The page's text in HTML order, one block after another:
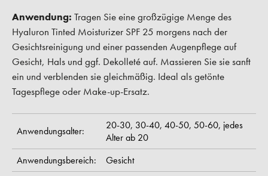
Anwendung: Tragen Sie eine großzügige Menge des
Hyaluron Tinted Moisturizer SPF 25 morgens nach der
Gesichtsreinigung und einer passenden Augenpflege auf
Gesicht, Hals und ggf. Dekolleté auf. Massieren Sie sie sanft
ein und verblenden sie gleichmäßig. Ideal als getönte
Tagespflege oder Make-up-Ersatz.
Anwendungsalter: 20-30, 30-40, 40-50, 50-60, jedes
Alter ab 20
Anwendungsbereich:
Gesicht